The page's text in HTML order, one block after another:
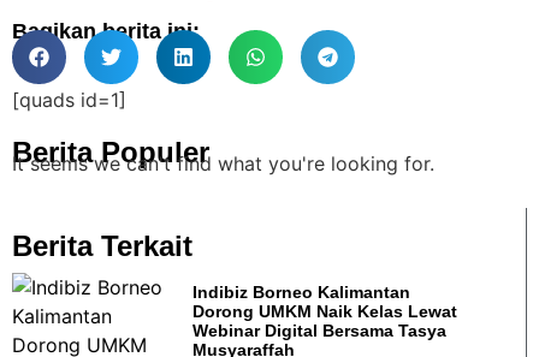
Bagikan berita ini:
[quads id=1]
Berita Populer
It seems we can't find what you're looking for.
Berita Terkait
Indibiz Borneo Kalimantan
Dorong UMKM Naik Kelas Lewat
Webinar Digital Bersama Tasya
Musyaraffah